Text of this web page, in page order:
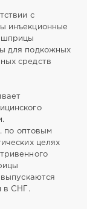
с
инъекционные
шприцы
для подкожных
средств
по оптовым
целях
в СНГ.